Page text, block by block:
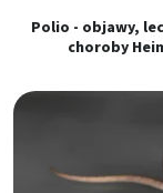
Polio - objawy,
choroby